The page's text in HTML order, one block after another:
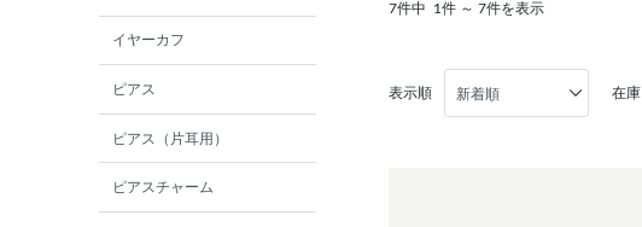
イヤーカフ
ピアス
ピアス（片耳用）
ピアスチャーム
7件中 1件 ～ 7件を表示
表示順 在庫